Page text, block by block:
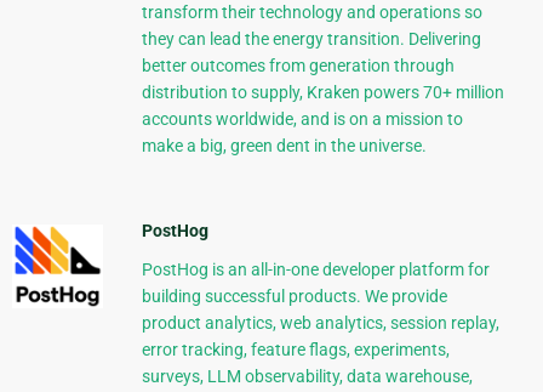
transform their technology and operations so
they can lead the energy transition. Delivering
better outcomes from generation through
distribution to supply, Kraken powers 70+ million
accounts worldwide, and is on a mission to
make a big, green dent in the universe.
PostHog
PostHog is an all-in-one developer platform for
building successful products. We provide
product analytics, web analytics, session replay,
error tracking, feature flags, experiments,
surveys, LLM observability, data warehouse,